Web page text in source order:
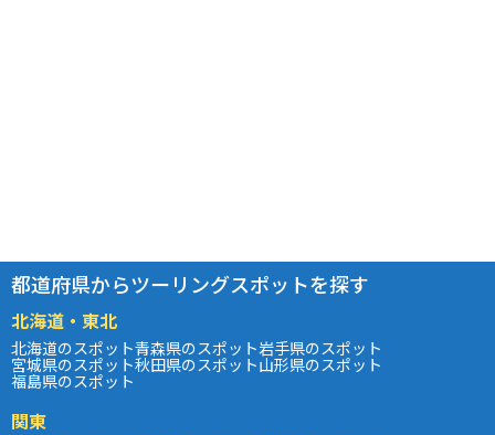
都道府県からツーリングスポットを探す
北海道・東北
北海道のスポット青森県のスポット岩手県のスポット
宮城県のスポット秋田県のスポット山形県のスポット
福島県のスポット
関東